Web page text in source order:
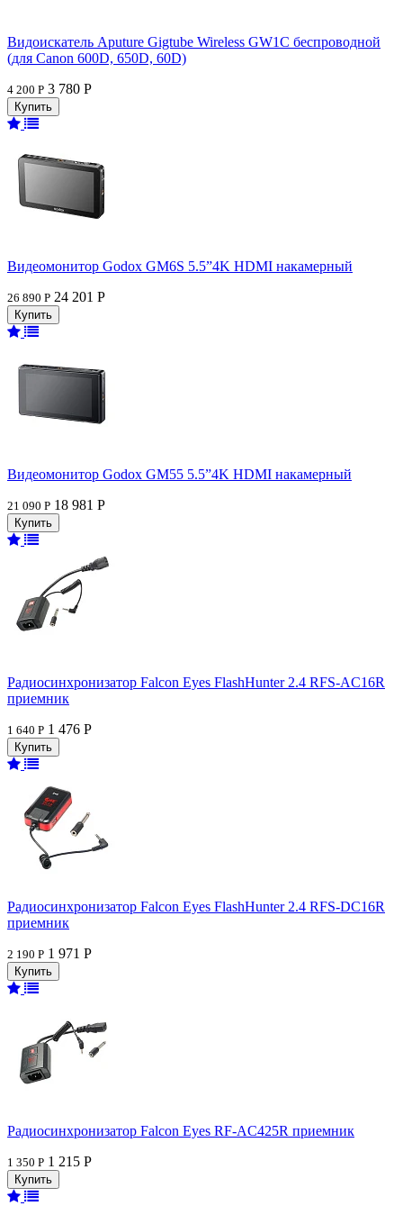
Видоискатель Aputure Gigtube Wireless GW1C беспроводной
(для Canon 600D, 650D, 60D)
4 200 Р 3 780 Р
Видеомонитор Godox GM6S 5.5”4K HDMI накамерный
26 890 Р 24 201 Р
Видеомонитор Godox GM55 5.5”4K HDMI накамерный
21 090 Р 18 981 Р
Радиосинхронизатор Falcon Eyes FlashHunter 2.4 RFS-AC16R
приемник
1 640 Р 1 476 Р
Радиосинхронизатор Falcon Eyes FlashHunter 2.4 RFS-DC16R
приемник
2 190 Р 1 971 Р
Радиосинхронизатор Falcon Eyes RF-AC425R приемник
1 350 Р 1 215 Р